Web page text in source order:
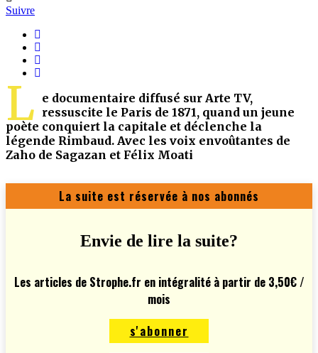
Suivre
L e documentaire diffusé sur Arte TV,
ressuscite le Paris de 1871, quand un jeune
poète conquiert la capitale et déclenche la
légende Rimbaud. Avec les voix envoûtantes de
Zaho de Sagazan et Félix Moati
La suite est réservée à nos abonnés
Envie de lire la suite?
Les articles de Strophe.fr en intégralité à partir de 3,50€ /
mois
s'abonner